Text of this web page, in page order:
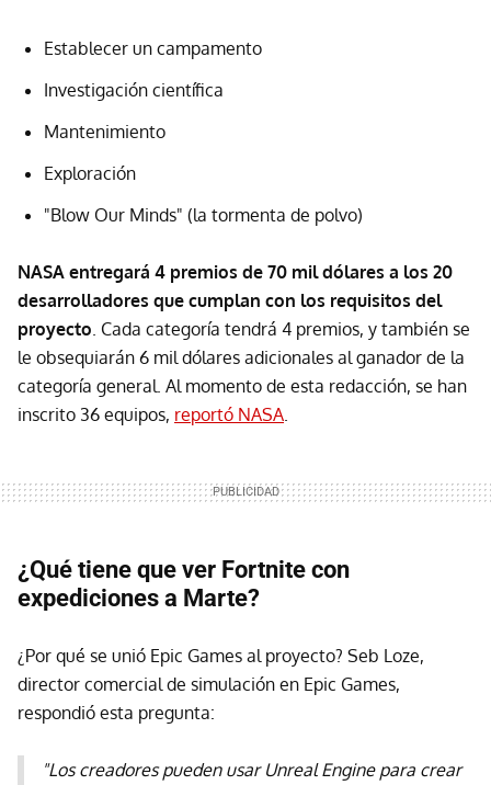
Establecer un campamento
Investigación científica
Mantenimiento
Exploración
"Blow Our Minds" (la tormenta de polvo)
NASA entregará 4 premios de 70 mil dólares a los 20
desarrolladores que cumplan con los requisitos del
proyecto . Cada categoría tendrá 4 premios, y también se
le obsequiarán 6 mil dólares adicionales al ganador de la
categoría general. Al momento de esta redacción, se han
inscrito 36 equipos, reportó NASA
¿Qué tiene que ver Fortnite con
expediciones a Marte?
¿Por qué se unió Epic Games al proyecto? Seb Loze,
director comercial de simulación en Epic Games,
respondió esta pregunta:
"Los creadores pueden usar Unreal Engine para crear